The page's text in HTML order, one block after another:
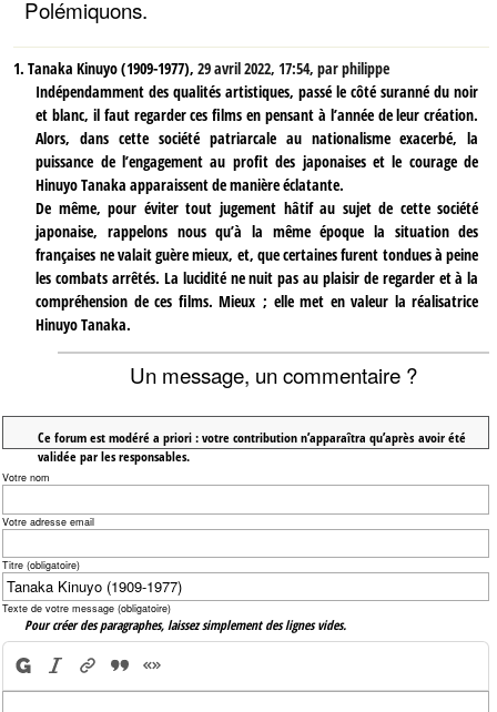
Polémiquons.
1. Tanaka Kinuyo (1909-1977),29 avril 2022, 17:54,parphilippe
Indépendamment des qualités artistiques, passé le côté suranné du noir
et blanc, il faut regarder ces films en pensant à l’année de leur création.
Alors, dans cette société patriarcale au nationalisme exacerbé, la
puissance de l’engagement au profit des japonaises et le courage de
Hinuyo Tanaka apparaissent de manière éclatante.
De même, pour éviter tout jugement hâtif au sujet de cette société
japonaise, rappelons nous qu’à la même époque la situation des
françaises ne valait guère mieux, et, que certaines furent tondues à peine
les combats arrêtés. La lucidité ne nuit pas au plaisir de regarder et à la
compréhension de ces films. Mieux ; elle met en valeur la réalisatrice
Hinuyo Tanaka.
Un message, un commentaire ?
Ce forum est modéré a priori : votre contribution n’apparaîtra qu’après avoir été
validée par les responsables.
Votre nom
Votre adresse email
Titre (obligatoire)
Texte de votre message (obligatoire)
Pour créer des paragraphes, laissez simplement des lignes vides.